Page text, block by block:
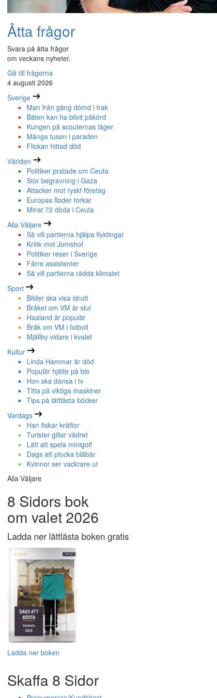
Åtta frågor
Svara på åtta frågor
om veckans nyheter.
Gå till frågorna
4 augusti 2026
Sverige
Man från gäng dömd i Irak
Båten kan ha blivit påkörd
Kungen på scouternas läger
Många tusen i paraden
Flickan hittad död
Världen
Politiker pratade om Ceuta
Stor begravning i Gaza
Attacker mot ryskt företag
Europas floder torkar
Minst 72 döda i Ceuta
Alla Väljare
Så vill partierna hjälpa flyktingar
Kritik mot Jomshof
Politiker reser i Sverige
Färre assistenter
Så vill partierna rädda klimatet
Sport
Bilder ska visa idrott
Bråket om VM är slut
Haaland är populär
Bråk om VM i fotboll
Mjällby vidare i kvalet
Kultur
Linda Hammar är död
Populär hjälte på bio
Hon ska dansa i tv
Titta på viktiga maskiner
Tips på lättlästa böcker
Vardags
Han fiskar kräftor
Turister gillar vädret
Lätt att spela minigolf
Dags att plocka blåbär
Kvinnor ser vackrare ut
Alla Väljare
8 Sidors bok
om valet 2026
Ladda ner lättlästa boken gratis
Ladda ner boken
Skaffa 8 Sidor